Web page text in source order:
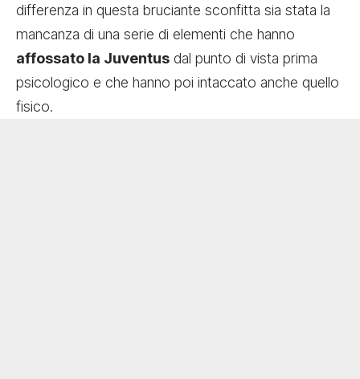
differenza in questa bruciante sconfitta sia stata la
mancanza di una serie di elementi che hanno
affossato la Juventus dal punto di vista prima
psicologico e che hanno poi intaccato anche quello
fisico.